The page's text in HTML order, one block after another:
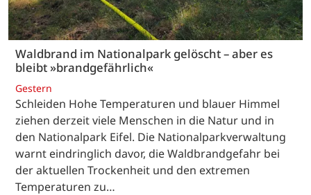
Waldbrand im Nationalpark gelöscht – aber es
bleibt »brandgefährlich«
Gestern
Schleiden Hohe Temperaturen und blauer Himmel
ziehen derzeit viele Menschen in die Natur und in
den Nationalpark Eifel. Die Nationalparkverwaltung
warnt eindringlich davor, die Waldbrandgefahr bei
der aktuellen Trockenheit und den extremen
Temperaturen zu…